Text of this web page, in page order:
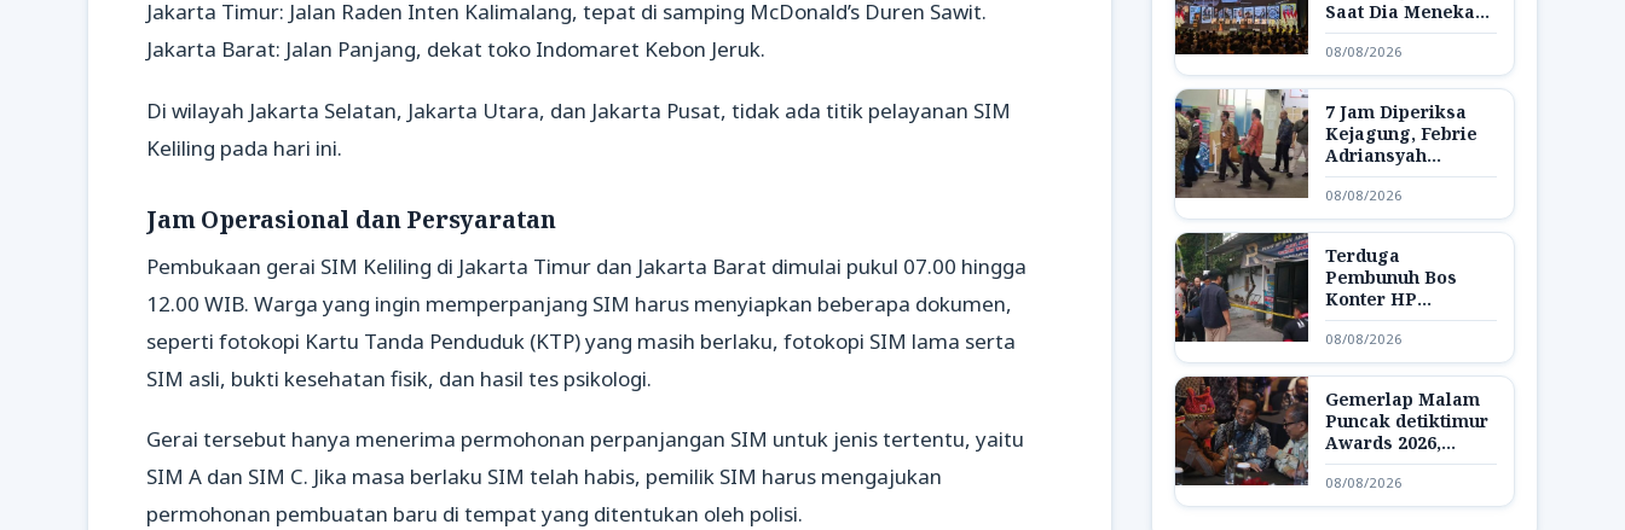
Jakarta Timur: Jalan Raden Inten Kalimalang, tepat di samping McDonald’s Duren Sawit.
Jakarta Barat: Jalan Panjang, dekat toko Indomaret Kebon Jeruk.
Di wilayah Jakarta Selatan, Jakarta Utara, dan Jakarta Pusat, tidak ada titik pelayanan SIM
Keliling pada hari ini.
Jam Operasional dan Persyaratan
Pembukaan gerai SIM Keliling di Jakarta Timur dan Jakarta Barat dimulai pukul 07.00 hingga
12.00 WIB. Warga yang ingin memperpanjang SIM harus menyiapkan beberapa dokumen,
seperti fotokopi Kartu Tanda Penduduk (KTP) yang masih berlaku, fotokopi SIM lama serta
SIM asli, bukti kesehatan fisik, dan hasil tes psikologi.
Gerai tersebut hanya menerima permohonan perpanjangan SIM untuk jenis tertentu, yaitu
SIM A dan SIM C. Jika masa berlaku SIM telah habis, pemilik SIM harus mengajukan
permohonan pembuatan baru di tempat yang ditentukan oleh polisi.
Saat Dia Menekan,
Ada Saat Dia
Sayang-sayang
Saya
08/08/2026
7 Jam Diperiksa
Kejagung, Febrie
Adriansyah
Dibawa Lagi ke
Rutan KPK
08/08/2026
Terduga
Pembunuh Bos
Konter HP
Ambarawa
Ditangkap,
Ternyata Teman
08/08/2026
Gemerlap Malam
Puncak detiktimur
Awards 2026,
Apresiasi untuk
Penggerak
Indonesia Timur
08/08/2026